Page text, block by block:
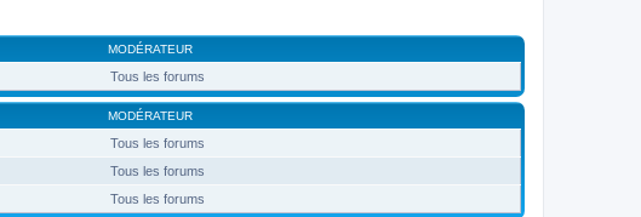
MODÉRATEUR
Tous les forums
MODÉRATEUR
Tous les forums
Tous les forums
Tous les forums